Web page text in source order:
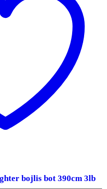
bojlis bot 390cm 3lb